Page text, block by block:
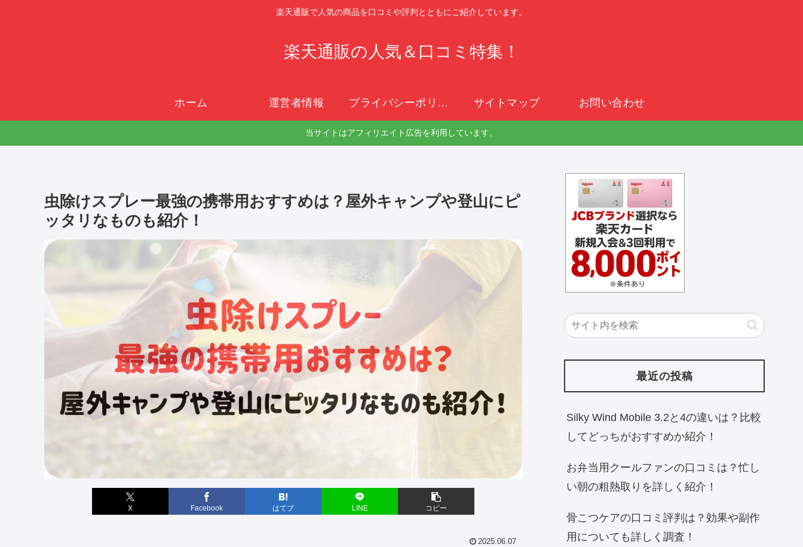
楽天通販で人気の商品を口コミや評判とともにご紹介しています。
楽天通販の人気＆口コミ特集！
ホーム 運営者情報 プライバシーポリシー サイトマップ お問い合わせ
当サイトはアフィリエイト広告を利用しています。
虫除けスプレー最強の携帯用おすすめは？屋外キャンプや登山にピ
ッタリなものも紹介！
X Facebook はてブ LINE コピー
2025.06.07
最近の投稿
Silky Wind Mobile 3.2と4の違いは？比較
してどっちがおすすめか紹介！
お弁当用クールファンの口コミは？忙し
い朝の粗熱取りを詳しく紹介！
骨こつケアの口コミ評判は？効果や副作
用についても詳しく調査！